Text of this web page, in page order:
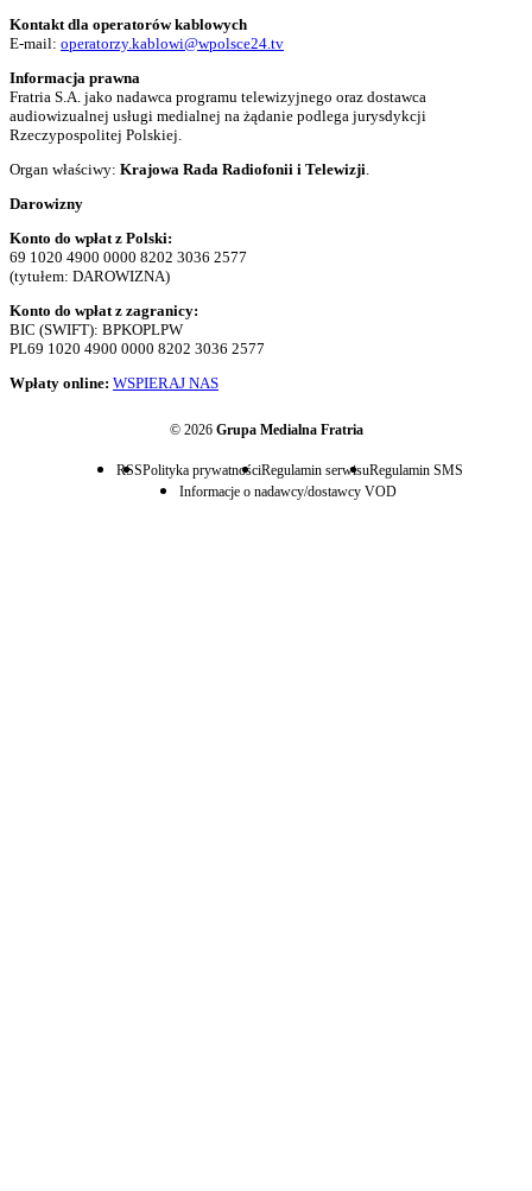
Kontakt dla operatorów kablowych
E-mail: operatorzy.kablowi@wpolsce24.tv
Informacja prawna
Fratria S.A. jako nadawca programu telewizyjnego oraz dostawca
audiowizualnej usługi medialnej na żądanie podlega jurysdykcji
Rzeczypospolitej Polskiej.
Organ właściwy: Krajowa Rada Radiofonii i Telewizji
Darowizny
Konto do wpłat z Polski:
69 1020 4900 0000 8202 3036 2577
(tytułem: DAROWIZNA)
Konto do wpłat z zagranicy:
BIC (SWIFT): BPKOPLPW
PL69 1020 4900 0000 8202 3036 2577
Wpłaty online: WSPIERAJ NAS
© 2026 Grupa Medialna Fratria
RSSPolityka prywatnościRegulamin serwisuRegulamin SMS
Informacje o nadawcy/dostawcy VOD